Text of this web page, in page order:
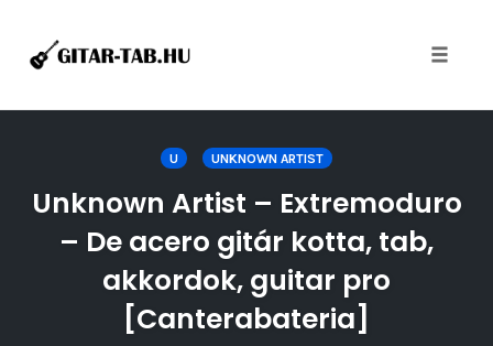
U UNKNOWN ARTIST
Unknown Artist – Extremoduro
– De acero gitár kotta, tab,
akkordok, guitar pro
[Canterabateria]